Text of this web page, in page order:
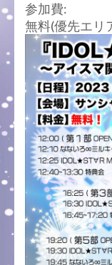
参加費:
無料(優先エ